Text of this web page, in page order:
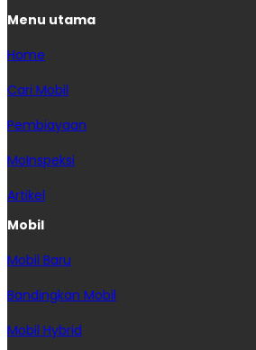
Menu utama
Home
Cari Mobil
Pembiayaan
MoInspeksi
Artikel
Mobil
Mobil Baru
Bandingkan Mobil
Mobil Hybrid